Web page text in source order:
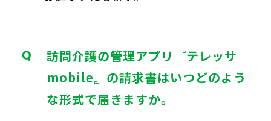
訪問介護の管理アプリ『テレッサ
mobile』の請求書はいつどのよう
な形式で届きますか。